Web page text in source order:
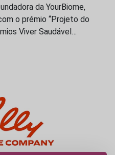
da YourBiome,
o prémio “Projeto do
Viver Saudável…